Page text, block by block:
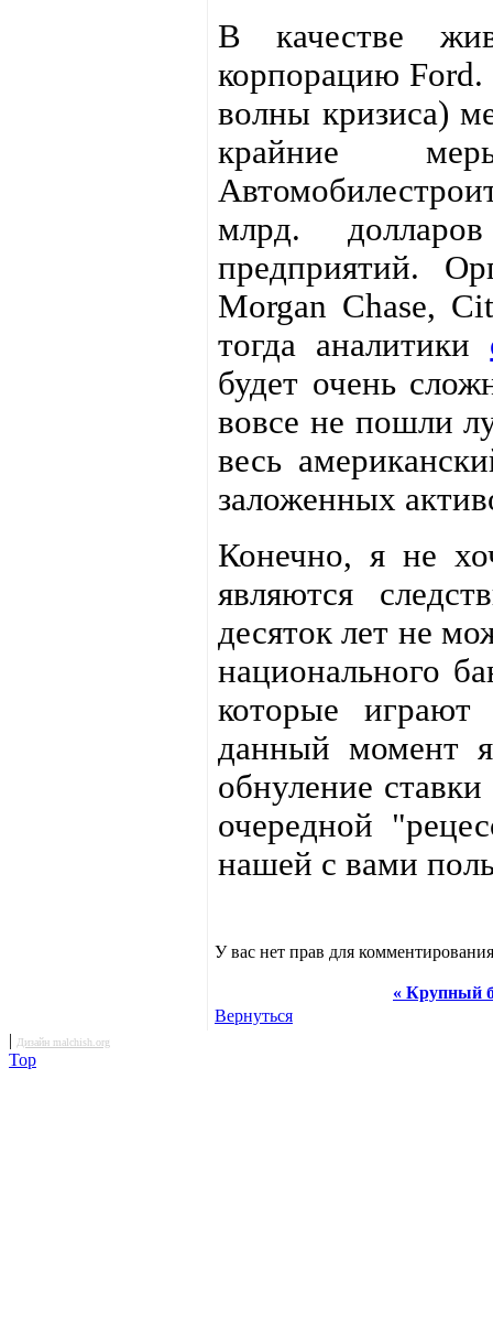
В качестве
корпорацию Ford.
волны кризиса)
крайние
млрд.
предприятий.
Morgan Chase,
тогда аналитики
будет очень
вовсе не пошли
весь
заложенных
Конечно, я не
являются
десяток лет не
национального
которые
данный момент
обнуление
очередной
нашей с вами
У вас нет прав для
« Крупный
Вернуться
| Дизайн malchish.org
Top